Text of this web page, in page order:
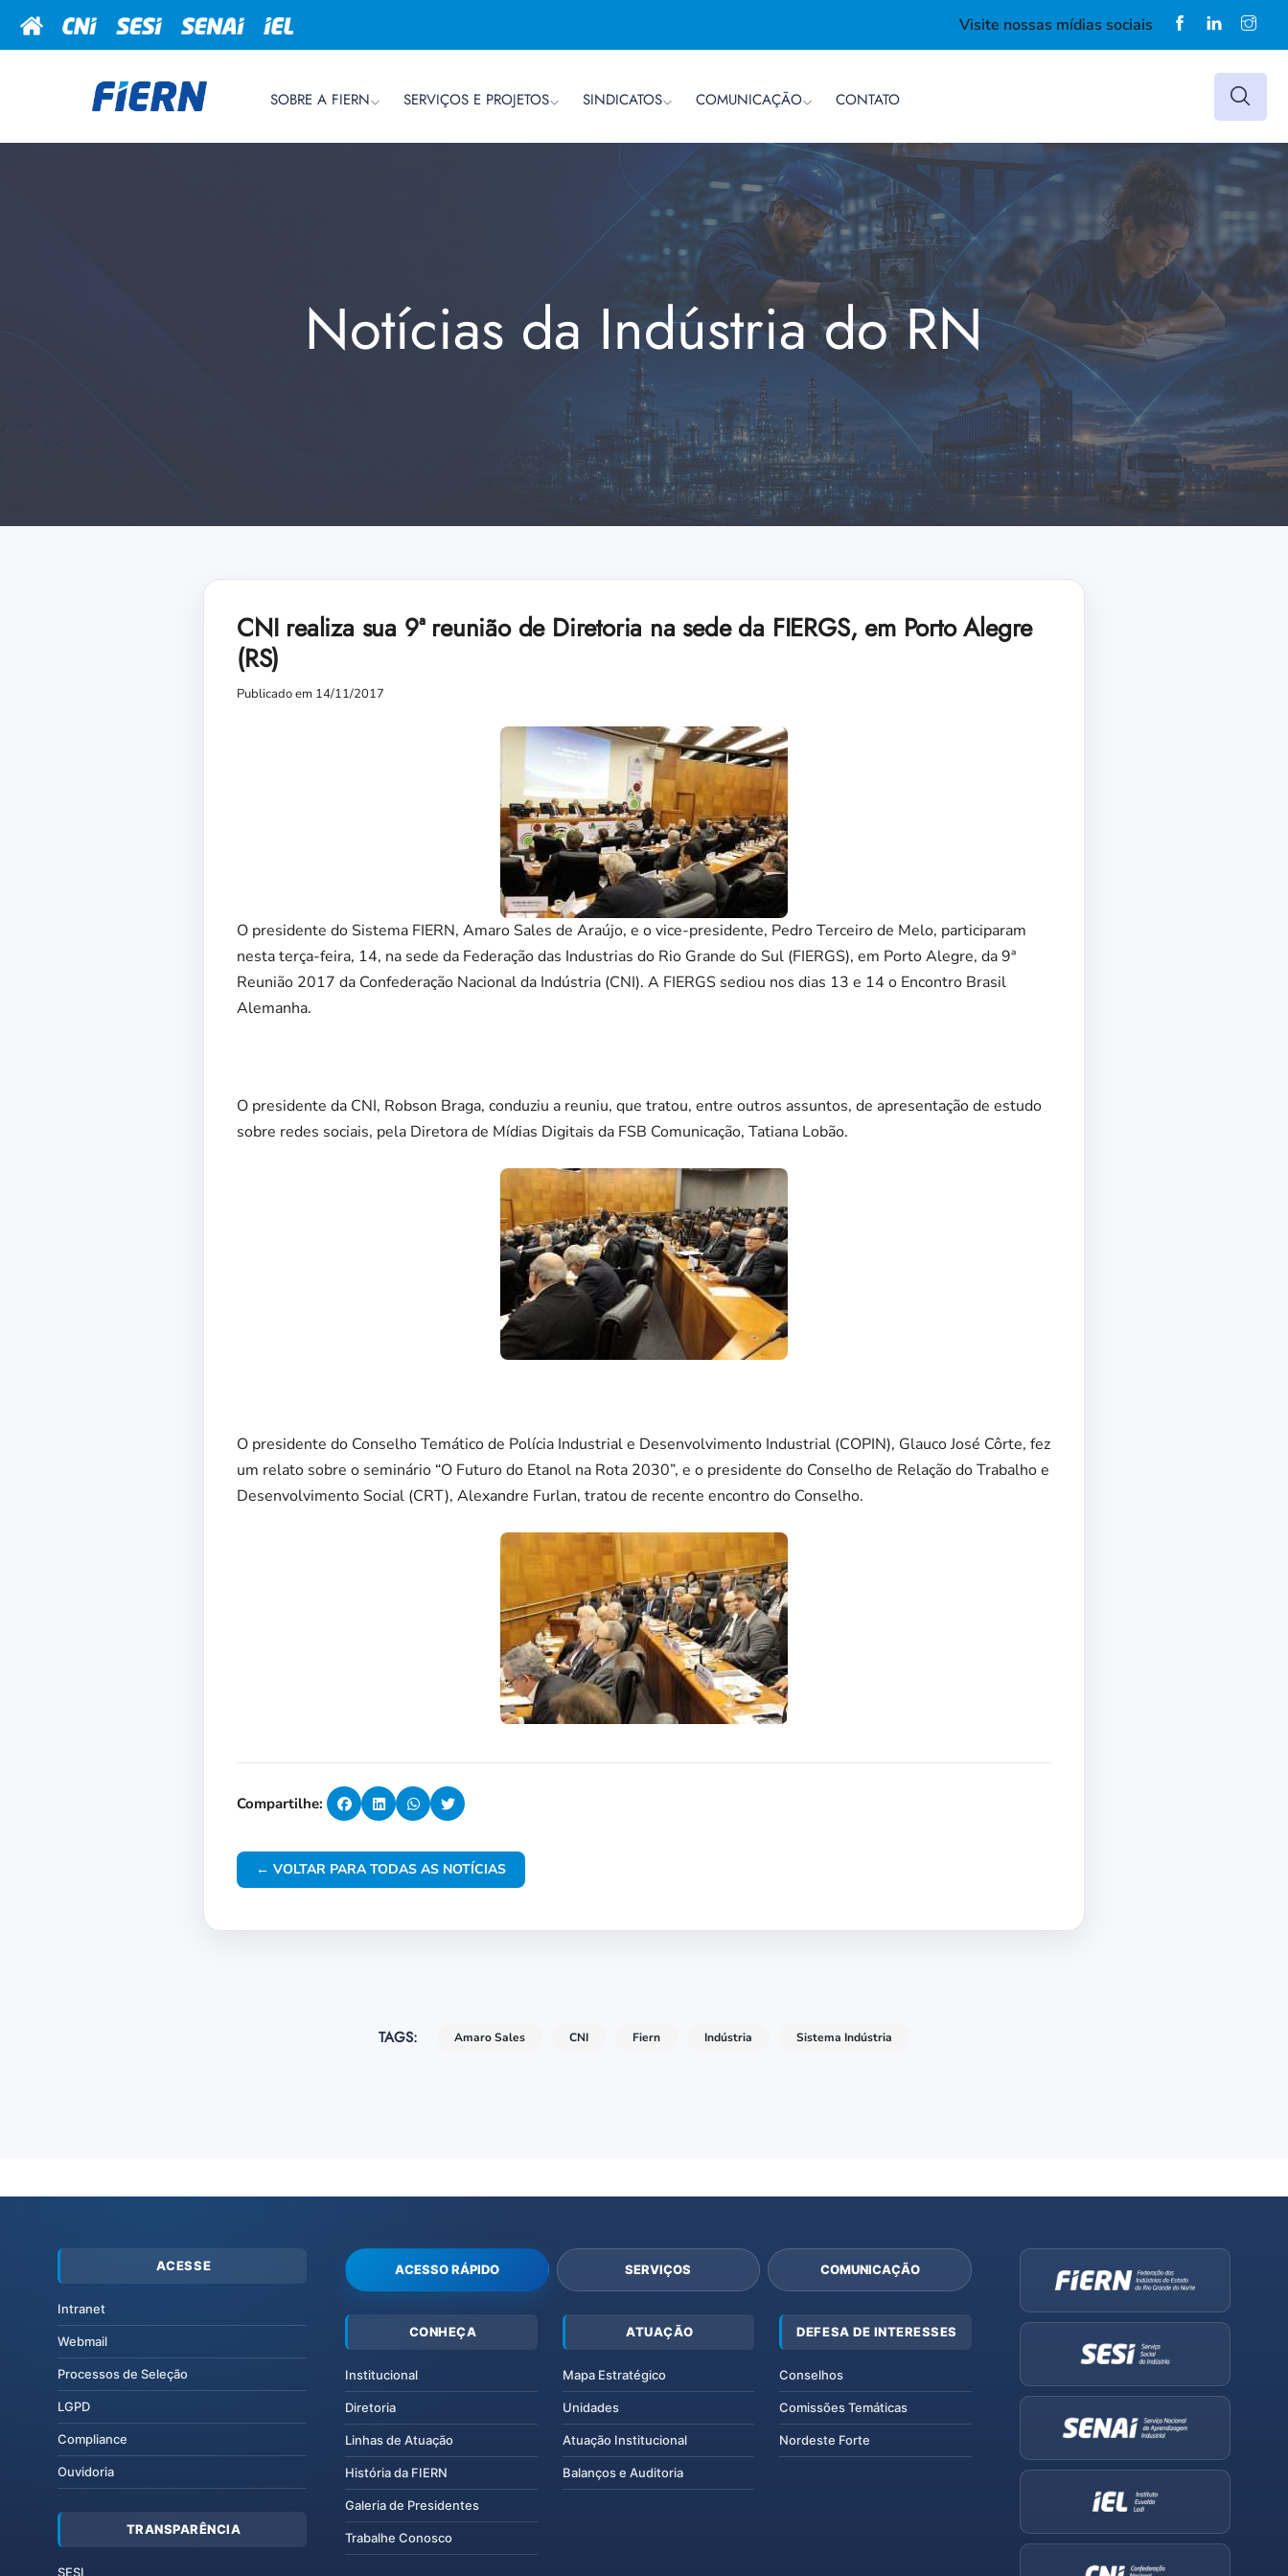
Visite nossas mídias sociais
SOBRE A FIERN SERVIÇOS E PROJETOS SINDICATOS COMUNICAÇÃO CONTATO
Notícias da Indústria do RN
CNI realiza sua 9ª reunião de Diretoria na sede da FIERGS, em Porto Alegre
(RS)
Publicado em 14/11/2017
O presidente do Sistema FIERN, Amaro Sales de Araújo, e o vice-presidente, Pedro Terceiro de Melo, participaram
nesta terça-feira, 14, na sede da Federação das Industrias do Rio Grande do Sul (FIERGS), em Porto Alegre, da 9ª
Reunião 2017 da Confederação Nacional da Indústria (CNI). A FIERGS sediou nos dias 13 e 14 o Encontro Brasil
Alemanha.
O presidente da CNI, Robson Braga, conduziu a reuniu, que tratou, entre outros assuntos, de apresentação de estudo
sobre redes sociais, pela Diretora de Mídias Digitais da FSB Comunicação, Tatiana Lobão.
O presidente do Conselho Temático de Polícia Industrial e Desenvolvimento Industrial (COPIN), Glauco José Côrte, fez
um relato sobre o seminário “O Futuro do Etanol na Rota 2030”, e o presidente do Conselho de Relação do Trabalho e
Desenvolvimento Social (CRT), Alexandre Furlan, tratou de recente encontro do Conselho.
Compartilhe:
← VOLTAR PARA TODAS AS NOTÍCIAS
TAGS: Amaro Sales CNI Fiern Indústria Sistema Indústria
ACESSE
Intranet
Webmail
Processos de Seleção
LGPD
Compliance
Ouvidoria
TRANSPARÊNCIA
SESI
ACESSO RÁPIDO SERVIÇOS COMUNICAÇÃO
CONHEÇA
Institucional
Diretoria
Linhas de Atuação
História da FIERN
Galeria de Presidentes
Trabalhe Conosco
ATUAÇÃO
Mapa Estratégico
Unidades
Atuação Institucional
Balanços e Auditoria
DEFESA DE INTERESSES
Conselhos
Comissões Temáticas
Nordeste Forte